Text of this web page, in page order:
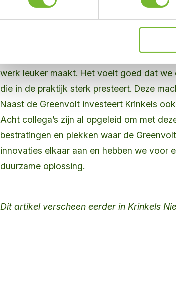
Leuker werken
De Greenvolt laat zien hoe Krinkels blijft
buitenruimte. Innovatie die je niet alleen
werk leuker maakt. Het voelt goed dat we
die in de praktijk sterk presteert. Deze
Naast de Greenvolt investeert Krinkels
Acht collega’s zijn al opgeleid om met
bestratingen en plekken waar de
innovaties elkaar aan en hebben we voor
duurzame oplossing.
Dit artikel verscheen eerder in Krinkels